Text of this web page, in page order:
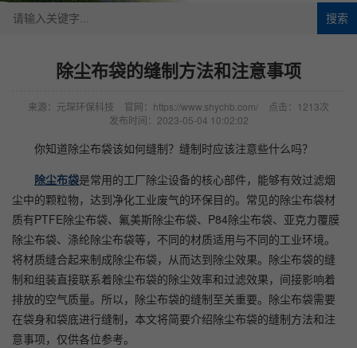
搜索
除尘布袋的缝制方法和注意事项
来源：元琛环保科技 官网：https://www.shychb.com/
点击：1213次
发布时间：2023-05-04 10:02:02
你知道除尘布袋该如何缝制？缝制时应该注意些什么吗？
除尘布袋是常用的工厂除尘设备的核心部件，能够有效过滤烟
尘中的颗粒物，达到净化工业废气的环保目的。常见的除尘布袋材
质有PTFE除尘布袋、氟美斯除尘布袋、P84除尘布袋、亚克力覆膜
除尘布袋、涤纶除尘布袋等，不同的材质适用与不同的工业环境。
将材质缝合起来制成除尘布袋，从而达到除尘效果。除尘布袋的缝
制和组装直接联系着除尘布袋的除尘效率和过滤效果，间接影响着
排放的空气质量。所以，除尘布袋的缝制至关重要。除尘布袋需要
在袋身和袋底进行缝制，本文将简要介绍除尘布袋的缝制方法和注
意事项，仅供各位参考。